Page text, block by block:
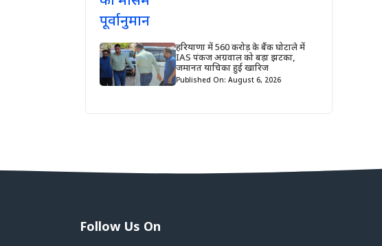
हरियाणा में 560 करोड़ के बैंक घोटाले में
IAS पंकज अग्रवाल को बड़ा झटका,
जमानत याचिका हुई खारिज
Published On: August 6, 2026
Follow Us On